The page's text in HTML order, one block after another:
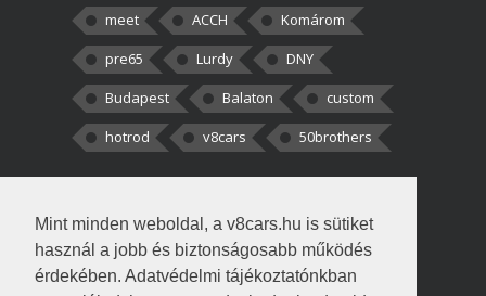
Mint minden weboldal, a v8cars.hu is sütiket
használ a jobb és biztonságosabb működés
érdekében. Adatvédelmi tájékoztatónkban
meet ACCH
Komárom
pre65
Lurdy
DNY
Budapest
Balaton
custom
hotrod
v8cars 50brothers
kortisz:Elszúrtam! Én csak két
darabbaal számoltam. Nem tudtam, hogy fél autót,